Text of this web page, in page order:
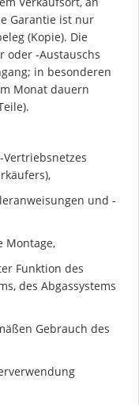
Garantie ist nur
(Kopie). Die
oder -Austauschs
in besonderen
Monat dauern
und -
Montage,
Funktion des
des Abgassystems
Gebrauch des